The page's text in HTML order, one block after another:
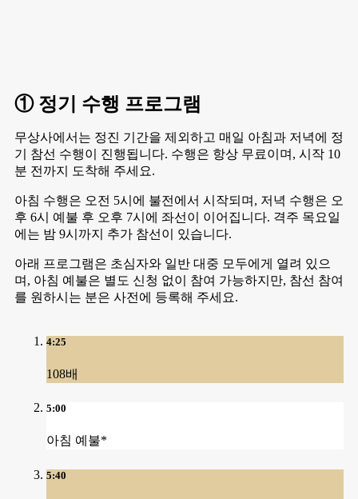
① 정기 수행 프로그램
무상사에서는 정진 기간을 제외하고 매일 아침과 저녁에 정
기 참선 수행이 진행됩니다. 수행은 항상 무료이며, 시작 10
분 전까지 도착해 주세요.
아침 수행은 오전 5시에 불전에서 시작되며, 저녁 수행은 오
후 6시 예불 후 오후 7시에 좌선이 이어집니다. 격주 목요일
에는 밤 9시까지 추가 참선이 있습니다.
아래 프로그램은 초심자와 일반 대중 모두에게 열려 있으
며, 아침 예불은 별도 신청 없이 참여 가능하지만, 참선 참여
를 원하시는 분은 사전에 등록해 주세요.
4:25
108배
5:00
아침 예불*
5:40